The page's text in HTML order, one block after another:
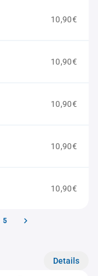
10,90€
10,90€
10,90€
10,90€
10,90€
5
Details